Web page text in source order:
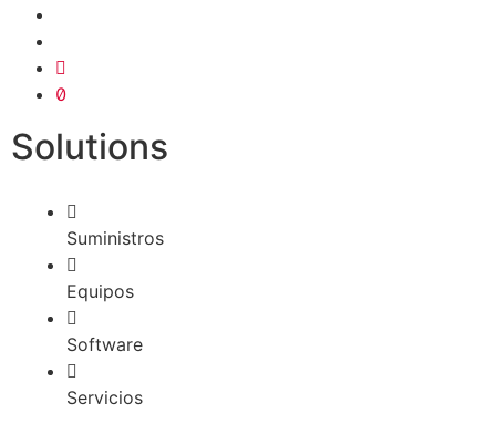
Solutions
Suministros
Equipos
Software
Servicios